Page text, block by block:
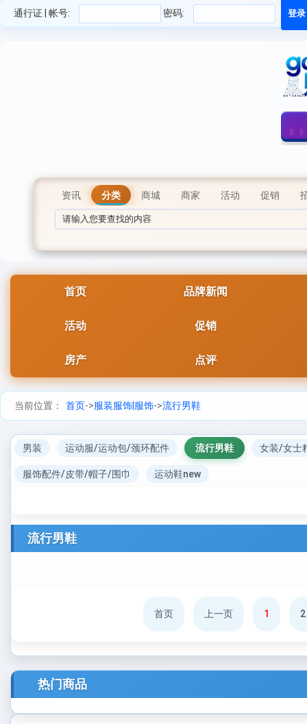
通行证 | 帐号: 密码:
资讯 分类 商城 商家 活动 促销
首页 品牌新闻
活动 促销
房产 点评
当前位置： 首页->服装服饰|服饰->流行男鞋
男装 运动服/运动包/颈环配件 流行男鞋 女装/女士
服饰配件/皮带/帽子/围巾 运动鞋new
流行男鞋
首页 上一页 1 2
热门商品